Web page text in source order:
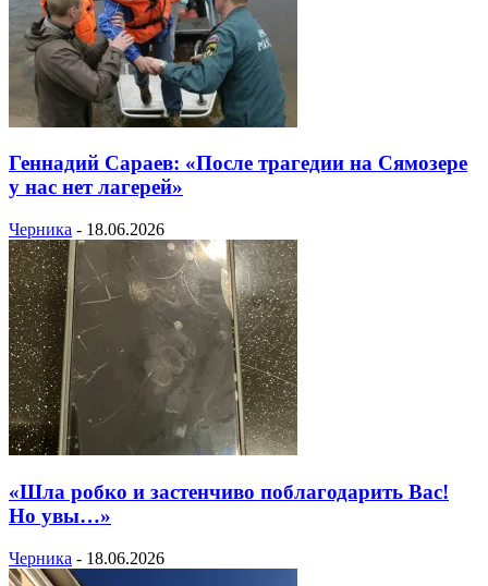
Геннадий Сараев: «После трагедии на Сямозере
у нас нет лагерей»
Черника - 18.06.2026
«Шла робко и застенчиво поблагодарить Вас!
Но увы…»
Черника - 18.06.2026